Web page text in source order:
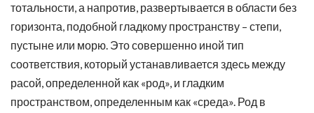
тотальности, а напротив, развертывается в области без
горизонта, подобной гладкому пространству – степи,
пустыне или морю. Это совершенно иной тип
соответствия, который устанавливается здесь между
расой, определенной как «род», и гладким
пространством, определенным как «среда». Род в